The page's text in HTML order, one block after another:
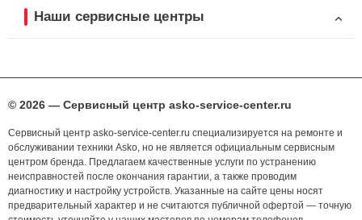
Наши сервисные центры
© 2026 — Сервисный центр asko-service-center.ru
Сервисный центр asko-service-center.ru специализируется на ремонте и
обслуживании техники Asko, но не является официальным сервисным
центром бренда. Предлагаем качественные услуги по устранению
неисправностей после окончания гарантии, а также проводим
диагностику и настройку устройств. Указанные на сайте цены носят
предварительный характер и не считаются публичной офертой — точную